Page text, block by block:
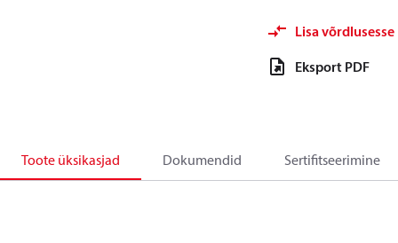
Lisa võrdlusesse
Eksport PDF
Toote üksikasjad Dokumendid Sertifitseerimine